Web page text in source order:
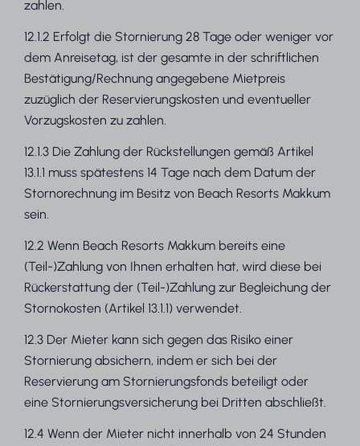
zahlen.
12.1.2 Erfolgt die Stornierung 28 Tage oder weniger vor
dem Anreisetag, ist der gesamte in der schriftlichen
Bestätigung/Rechnung angegebene Mietpreis
zuzüglich der Reservierungskosten und eventueller
Vorzugskosten zu zahlen.
12.1.3 Die Zahlung der Rückstellungen gemäß Artikel
13.1.1 muss spätestens 14 Tage nach dem Datum der
Stornorechnung im Besitz von Beach Resorts Makkum
sein.
12.2 Wenn Beach Resorts Makkum bereits eine
(Teil-)Zahlung von Ihnen erhalten hat, wird diese bei
Rückerstattung der (Teil-)Zahlung zur Begleichung der
Stornokosten (Artikel 13.1.1) verwendet.
12.3 Der Mieter kann sich gegen das Risiko einer
Stornierung absichern, indem er sich bei der
Reservierung am Stornierungsfonds beteiligt oder
eine Stornierungsversicherung bei Dritten abschließt.
12.4 Wenn der Mieter nicht innerhalb von 24 Stunden